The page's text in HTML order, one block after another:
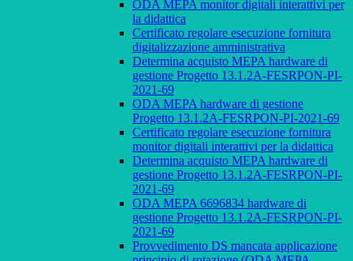
ODA MEPA monitor digitali interattivi per
la didattica
Certificato regolare esecuzione fornitura
digitalizzazione amministrativa
Determina acquisto MEPA hardware di
gestione Progetto 13.1.2A-FESRPON-PI-
2021-69
ODA MEPA hardware di gestione
Progetto 13.1.2A-FESRPON-PI-2021-69
Certificato regolare esecuzione fornitura
monitor digitali interattivi per la didattica
Determina acquisto MEPA hardware di
gestione Progetto 13.1.2A-FESRPON-PI-
2021-69
ODA MEPA 6696834 hardware di
gestione Progetto 13.1.2A-FESRPON-PI-
2021-69
Provvedimento DS mancata applicazione